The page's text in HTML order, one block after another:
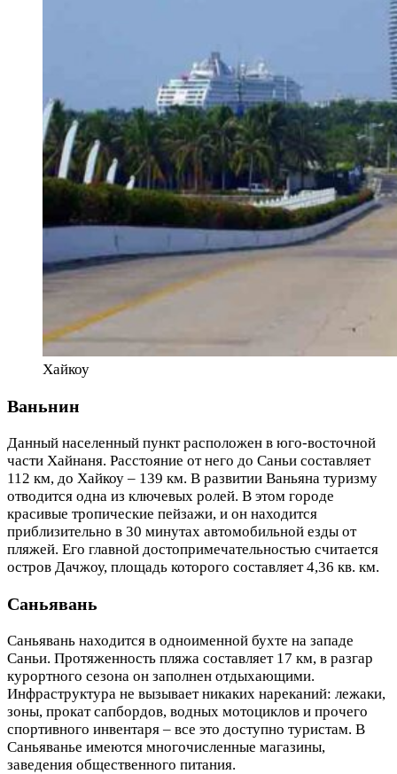
Хайкоу
Ваньнин
Данный населенный пункт расположен в юго-восточной
части Хайнаня. Расстояние от него до Саньи составляет
112 км, до Хайкоу – 139 км. В развитии Ваньяна туризму
отводится одна из ключевых ролей. В этом городе
красивые тропические пейзажи, и он находится
приблизительно в 30 минутах автомобильной езды от
пляжей. Его главной достопримечательностью считается
остров Дачжоу, площадь которого составляет 4,36 кв. км.
Саньявань
Саньявань находится в одноименной бухте на западе
Саньи. Протяженность пляжа составляет 17 км, в разгар
курортного сезона он заполнен отдыхающими.
Инфраструктура не вызывает никаких нареканий: лежаки,
зоны, прокат сапбордов, водных мотоциклов и прочего
спортивного инвентаря – все это доступно туристам. В
Саньяванье имеются многочисленные магазины,
заведения общественного питания.